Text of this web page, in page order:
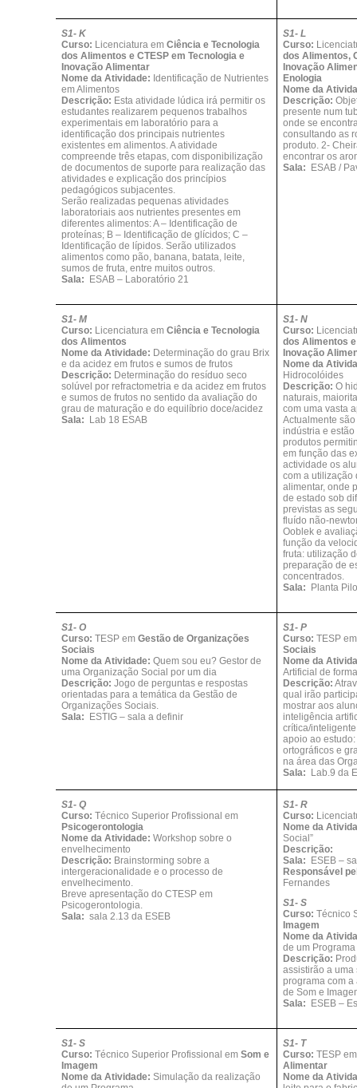
S1- K
Curso: Licenciatura emCiência e Tecnologia
dos Alimentos e CTESP em Tecnologia e
Inovação Alimentar
Nome da Atividade: Identificação de Nutrientes
em Alimentos
Descrição: Esta atividade lúdica irá permitir os
estudantes realizarem pequenos trabalhos
experimentais em laboratório para a
identificação dos principais nutrientes
existentes em alimentos. A atividade
compreende três etapas, com disponibilização
de documentos de suporte para realização das
atividades e explicação dos princípios
pedagógicos subjacentes.
Serão realizadas pequenas atividades
laboratoriais aos nutrientes presentes em
diferentes alimentos: A – Identificação de
proteínas; B – Identificação de glícidos; C –
Identificação de lípidos. Serão utilizados
alimentos como pão, banana, batata, leite,
sumos de fruta, entre muitos outros.
Sala:
ESAB – Laboratório 21
S1- L
Curso:
dos Alimentos,
Inovação
Enologia
Nome da
Descrição:
presente num
onde se
consultando as
produto. 2-
encontrar os
Sala:
ESAB /
S1- M
Curso: Licenciatura emCiência e Tecnologia
dos Alimentos
Nome da Atividade: Determinação do grau Brix
e da acidez em frutos e sumos de frutos
Descrição: Determinação do resíduo seco
solúvel por refractometria e da acidez em frutos
e sumos de frutos no sentido da avaliação do
grau de maturação e do equilíbrio doce/acidez
Sala:
Lab 18 ESAB
S1- N
Curso:
dos Alimentos
Inovação
Nome da
Hidrocolóides
Descrição: O
naturais,
com uma vasta
Actualmente
indústria e
produtos
em função das
actividade os
com a utilização
alimentar, onde
de estado sob
previstas as
fluído não-
Ooblek e
função da
fruta: utilização
preparação de
concentrados.
Sala:
Planta
S1- O
Curso:TESP emGestão de Organizações
Sociais
Nome da Atividade: Quem sou eu? Gestor de
uma Organização Social por um dia
Descrição: Jogo de perguntas e respostas
orientadas para a temática da Gestão de
Organizações Sociais.
Sala:
ESTIG – sala a definir
S1- P
Curso:TESP
Sociais
Nome da
Artificial de
Descrição:
qual irão
mostrar aos
inteligência
crítica/
apoio ao
ortográficos e
na área das
Sala:
Lab.9 da
S1- Q
Curso:Técnico Superior Profissional em
Psicogerontologia
Nome da Atividade: Workshop sobre o
envelhecimento
Descrição: Brainstorming sobre a
intergeracionalidade e o processo de
envelhecimento.
Breve apresentação do CTESP em
Psicogerontologia.
Sala: sala 2.13 da ESEB
S1- R
Curso:
Nome da
Social”
Descrição:
Sala:
ESEB –
Responsável
Fernandes
S1- S
Curso:Técnico
Imagem
Nome da
de um Programa
Descrição:
assistirão a
programa com a
de Som e
Sala: ESEB –
S1- S
Curso:Técnico Superior Profissional emSom e
Imagem
Nome da Atividade: Simulação da realização
S1- T
Curso:TESP
Alimentar
Nome da